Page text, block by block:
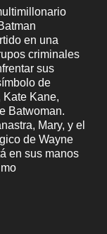
en una
criminales
sus
de
Kane,
Batwoman.
Mary, y el
de Wayne
en sus manos